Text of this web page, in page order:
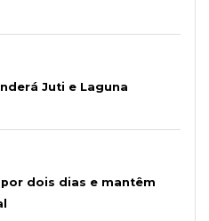
Juti e Laguna
dois dias e mantêm